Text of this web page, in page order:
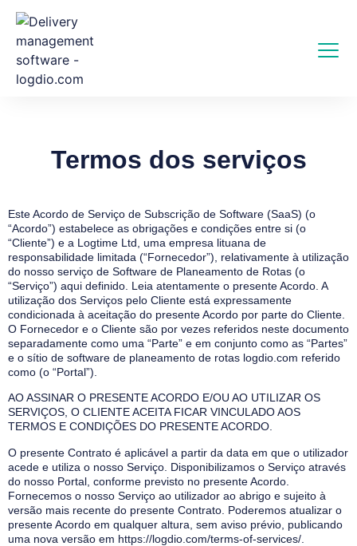
Termos dos serviços
Este Acordo de Serviço de Subscrição de Software (SaaS) (o
“Acordo”) estabelece as obrigações e condições entre si (o
“Cliente”) e a Logtime Ltd, uma empresa lituana de
responsabilidade limitada (“Fornecedor”), relativamente à utilização
do nosso serviço de Software de Planeamento de Rotas (o
“Serviço”) aqui definido. Leia atentamente o presente Acordo. A
utilização dos Serviços pelo Cliente está expressamente
condicionada à aceitação do presente Acordo por parte do Cliente.
O Fornecedor e o Cliente são por vezes referidos neste documento
separadamente como uma “Parte” e em conjunto como as “Partes”
e o sítio de software de planeamento de rotas logdio.com referido
como (o “Portal”).
AO ASSINAR O PRESENTE ACORDO E/OU AO UTILIZAR OS
SERVIÇOS, O CLIENTE ACEITA FICAR VINCULADO AOS
TERMOS E CONDIÇÕES DO PRESENTE ACORDO.
O presente Contrato é aplicável a partir da data em que o utilizador
acede e utiliza o nosso Serviço. Disponibilizamos o Serviço através
do nosso Portal, conforme previsto no presente Acordo.
Fornecemos o nosso Serviço ao utilizador ao abrigo e sujeito à
versão mais recente do presente Contrato. Poderemos atualizar o
presente Acordo em qualquer altura, sem aviso prévio, publicando
uma nova versão em https://logdio.com/terms-of-services/